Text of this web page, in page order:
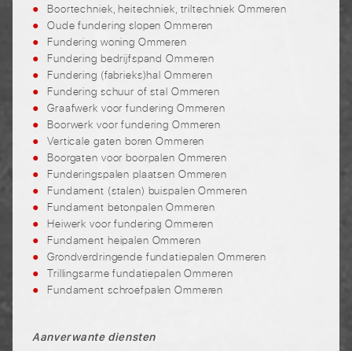
Boortechniek, heitechniek, triltechniek Ommeren
Oude fundering slopen Ommeren
Fundering woning Ommeren
Fundering bedrijfspand Ommeren
Fundering (fabrieks)hal Ommeren
Fundering schuur of stal Ommeren
Graafwerk voor fundering Ommeren
Boorwerk voor fundering Ommeren
Verticale gaten boren Ommeren
Boorgaten voor boorpalen Ommeren
Funderingspalen plaatsen Ommeren
Fundament (stalen) buispalen Ommeren
Fundament betonpalen Ommeren
Heiwerk voor fundering Ommeren
Fundament heipalen Ommeren
Grondverdringende fundatiepalen Ommeren
Trillingsarme fundatiepalen Ommeren
Fundament schroefpalen Ommeren
Aanverwante diensten